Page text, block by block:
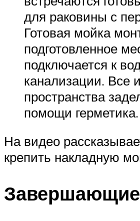
для раковины с
Готовая мойка
подготовленное
подключается к
канализации. Все
пространства
помощи герметика.
На видео
крепить накладную